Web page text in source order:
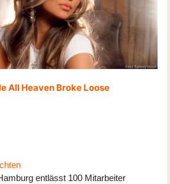
All Heaven Broke Loose
entlässt 100 Mitarbeiter